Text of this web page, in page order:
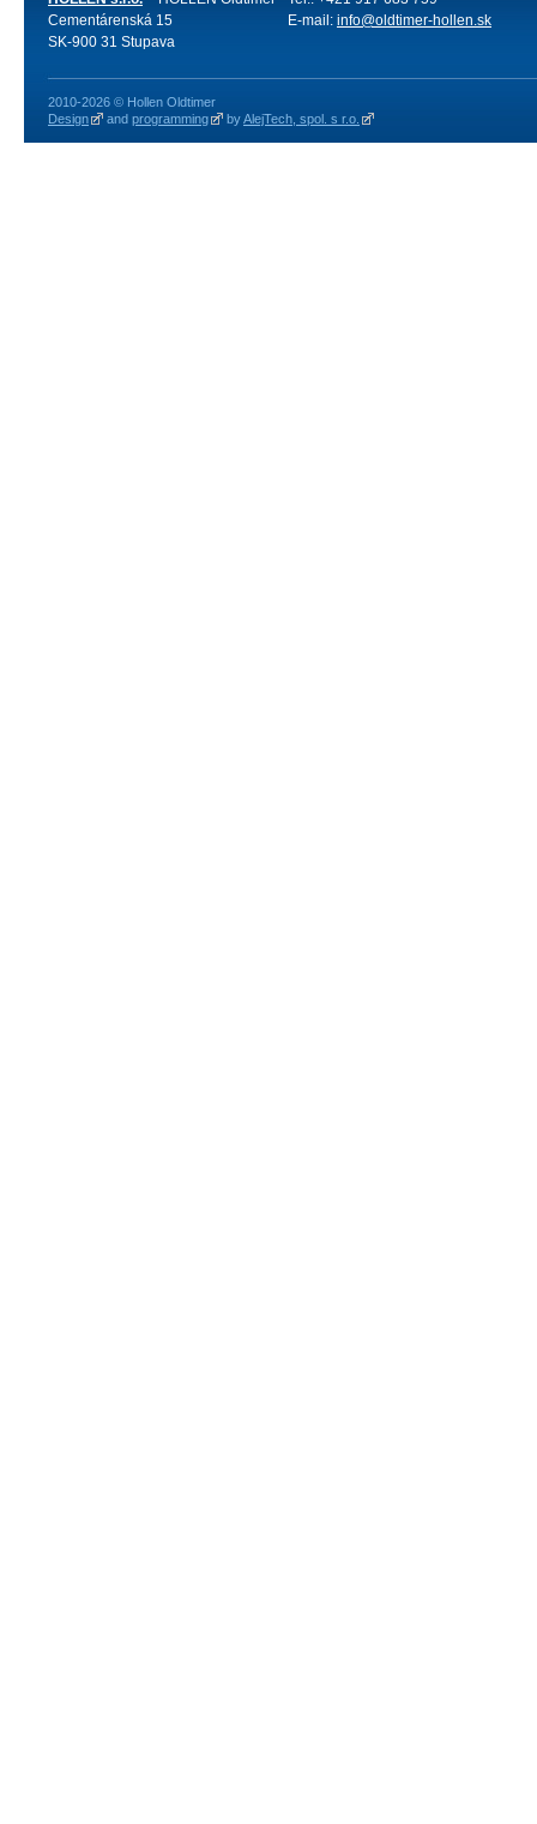
Cementárenská 15
SK-900 31 Stupava
E-mail: info@oldtimer-hollen.sk
2010-2026 © Hollen Oldtimer
Design
and programming byAlejTech, spol. s r.o.